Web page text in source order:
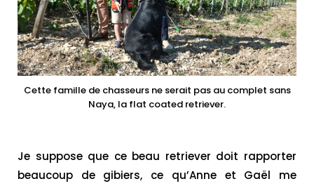
Cette famille de chasseurs ne serait pas au complet sans
Naya, la flat coated retriever.
Je suppose que ce beau retriever doit rapporter
beaucoup de gibiers, ce qu’Anne et Gaël me